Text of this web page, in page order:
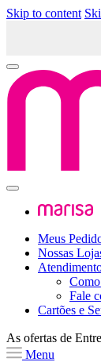
Skip to content
Meus
Nossas
Fale
Cartões e
As ofertas de
Menu